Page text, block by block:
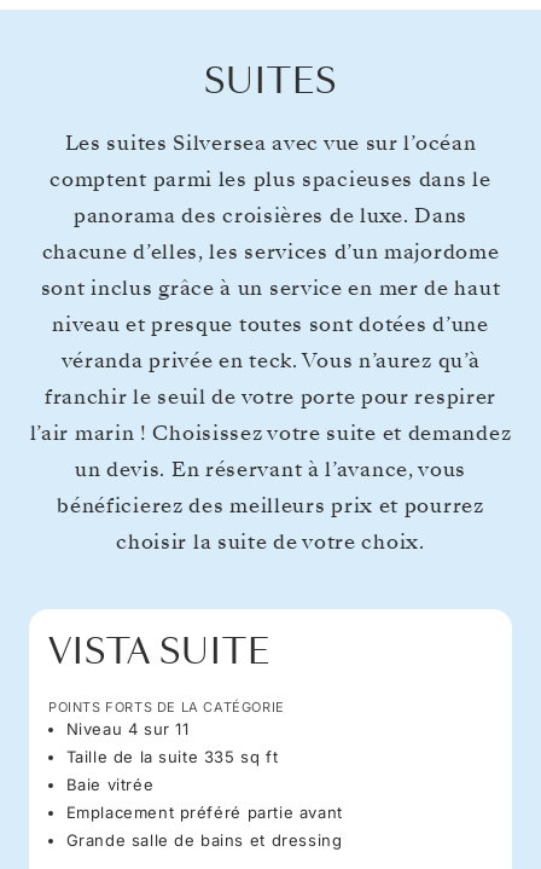
SUITES
Les suites Silversea avec vue sur l’océan
comptent parmi les plus spacieuses dans le
panorama des croisières de luxe. Dans
chacune d’elles, les services d’un majordome
sont inclus grâce à un service en mer de haut
niveau et presque toutes sont dotées d’une
véranda privée en teck. Vous n’aurez qu’à
franchir le seuil de votre porte pour respirer
l’air marin ! Choisissez votre suite et demandez
un devis. En réservant à l’avance, vous
bénéficierez des meilleurs prix et pourrez
choisir la suite de votre choix.
VISTA SUITE
POINTS FORTS DE LA CATÉGORIE
Niveau 4 sur 11
Taille de la suite 335 sq ft
Baie vitrée
Emplacement préféré partie avant
Grande salle de bains et dressing